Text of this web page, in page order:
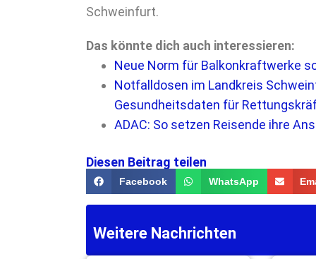
Schweinfurt.
Das könnte dich auch interessieren:
Neue Norm für Balkonkraftwerke
Notfalldosen im Landkreis
Gesundheitsdaten für
ADAC: So setzen Reisende ihre
Diesen Beitrag teilen
Facebook WhatsApp
Weitere Nachrichten